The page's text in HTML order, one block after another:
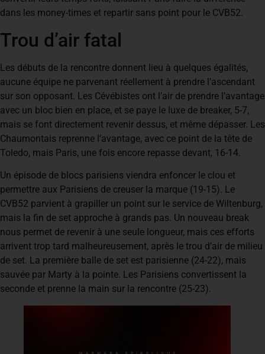
dans les money-times et repartir sans point pour le CVB52.
Trou d’air fatal
Les débuts de la rencontre donnent lieu à quelques égalités,
aucune équipe ne parvenant réellement à prendre l’ascendant
sur son opposant. Les Cévébistes ont l’air de prendre l’avantage
avec un bloc bien en place, et se paye le luxe de breaker, 5-7,
mais se font directement revenir dessus, et même dépasser. Les
Chaumontais reprenne l’avantage, avec ce point de la tête de
Toledo, mais Paris, une fois encore repasse devant, 16-14.
Un épisode de blocs parisiens viendra enfoncer le clou et
permettre aux Parisiens de creuser la marque (19-15). Le
CVB52 parvient à grapiller un point sur le service de Wiltenburg,
mais la fin de set approche à grands pas. Un nouveau break
nous permet de revenir à une seule longueur, mais ces efforts
arrivent trop tard malheureusement, après le trou d’air de milieu
de set. La première balle de set est parisienne (24-22), mais
sauvée par Marty à la pointe. Les Parisiens convertissent la
seconde et prenne la main sur la rencontre (25-23).